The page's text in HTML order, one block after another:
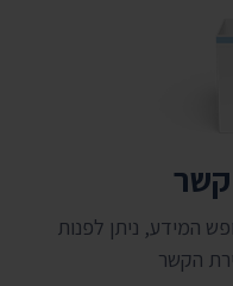
קשר
המידע, ניתן לפנות
הקשר